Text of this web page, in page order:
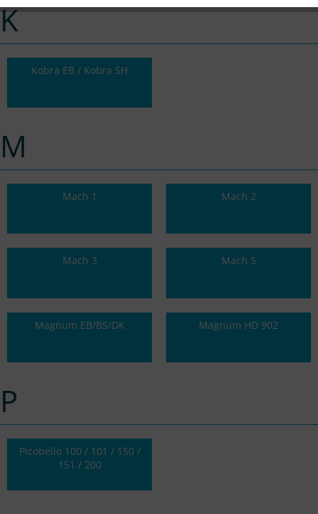
K
Kobra EB / Kobra SH
M
Mach 1 Mach 2
Mach 3 Mach 5
Magnum EB/BS/DK Magnum HD 902
P
Picobello 100 / 101 / 150 /
151 / 200